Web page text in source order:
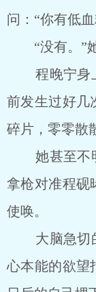
问：“你有低
“没有。”她
程晚宁身上
前发生过好几
碎片，零零散
她甚至不明
拿枪对准程砚
使唤。
大脑急切的
心本能的欲望